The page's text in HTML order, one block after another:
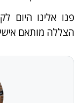
פנו אלינו היום
הצללה מותאם